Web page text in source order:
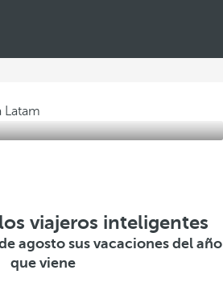
Latam
viajeros inteligentes
agosto sus vacaciones del año
que viene